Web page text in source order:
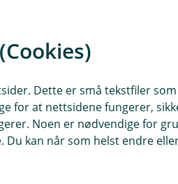
Dette er små tekstfiler
for at nettsidene fungerer,
Noen er nødvendige for
kan når som helst endre